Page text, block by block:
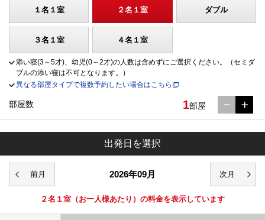
１名１室 ２名１室 ダブル
３名１室 ４名１室
添い寝(3～5才)、幼児(0～2才)の人数は含めずにご選択ください。（セミダ
ブルの添い寝は不可となります。）
異なる部屋タイプで複数予約したい場合はこちら
部屋数 1部屋
出発日を選択
2026年09月
２名１室 （お一人様あたり）の料金を表示しています